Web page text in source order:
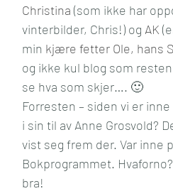
Christina (som ikke har
vinterbilder, Chris!) og AK
min kjære fetter Ole, hans
og ikke kul blog som
se hva som skjer…. 🙂
Forresten – siden vi er
i sin til av Anne Grosvold?
vist seg frem der. Var inne
Bokprogrammet.
bra!